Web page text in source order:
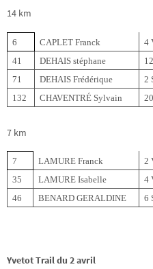
14 km
6 CAPLET Franck 4
41
DEHAIS stéphane
71
DEHAIS Frédérique 2
132
CHAVENTRÉ Sylvain
7 km
7 LAMURE Franck 2
35
LAMURE Isabelle 4
46
BENARD GERALDINE 6
Yvetot Trail du 2 avril